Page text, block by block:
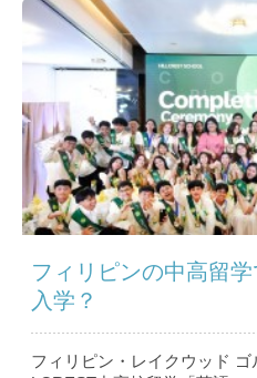
フィリピンの中高留
入学？
フィリピン・レイクウッド